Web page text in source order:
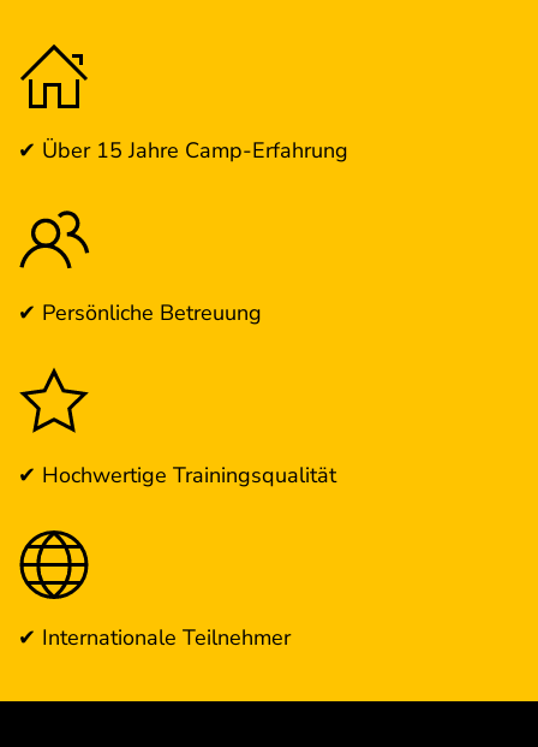
✔ Über 15 Jahre Camp-Erfahrung
✔ Persönliche Betreuung
✔ Hochwertige Trainingsqualität
✔ Internationale Teilnehmer